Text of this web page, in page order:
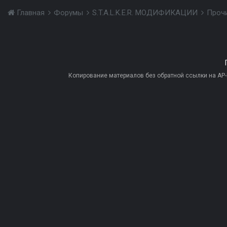
Главная Форумы S.T.A.L.K.E.R. МОДИФИКАЦИИ
Копирование материалов без обратной ссылки на